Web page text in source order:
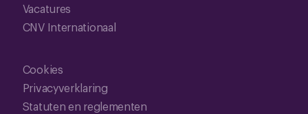
Vacatures
CNV Internationaal
Cookies
Privacyverklaring
Statuten en reglementen